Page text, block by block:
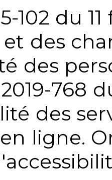
102 du
des
des
768
des
ligne.